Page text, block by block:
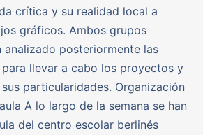
crítica y su realidad local a
gráficos. Ambos grupos
analizado posteriormente las
llevar a cabo los proyectos y
particularidades. Organización
A lo largo de la semana se han
del centro escolar berlinés